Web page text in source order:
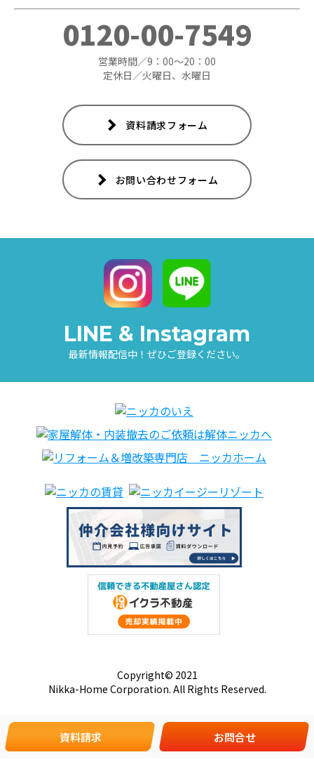
資料請求 お問合せ
0120-00-7549
営業時間／9：00～20：00
定休日／火曜日、水曜日
資料請求フォーム
お問い合わせフォーム
LINE & Instagram
最新情報配信中！ぜひご登録ください。
Copyright© 2021
Nikka-Home Corporation. All Rights Reserved.